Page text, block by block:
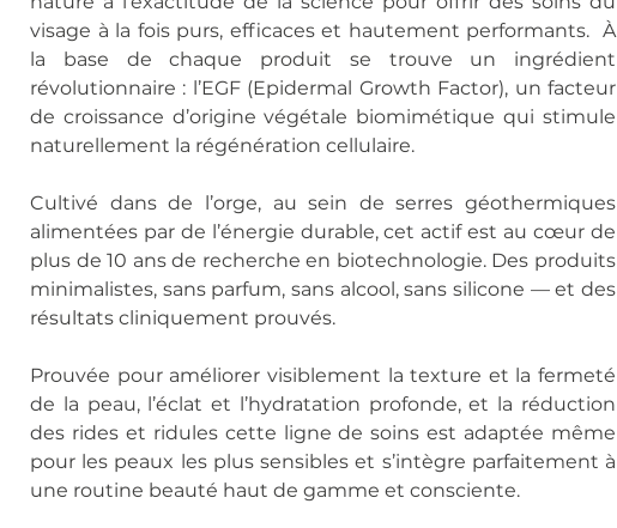
visage à la fois purs, efficaces et hautement performants. À
la base de chaque produit se trouve un ingrédient
révolutionnaire : l’EGF (Epidermal Growth Factor), un facteur
de croissance d’origine végétale biomimétique qui stimule
naturellement la régénération cellulaire.
Cultivé dans de l’orge, au sein de serres géothermiques
alimentées par de l’énergie durable, cet actif est au cœur de
plus de 10 ans de recherche en biotechnologie. Des produits
minimalistes, sans parfum, sans alcool, sans silicone — et des
résultats cliniquement prouvés.
Prouvée pour améliorer visiblement la texture et la fermeté
de la peau, l’éclat et l’hydratation profonde, et la réduction
des rides et ridules cette ligne de soins est adaptée même
pour les peaux les plus sensibles et s’intègre parfaitement à
une routine beauté haut de gamme et consciente.